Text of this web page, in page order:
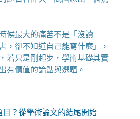
候最大的痛苦不是「沒讀
，卻不知道自己能寫什麼」，
若只是剛起步，學術基礎其實
有價值的論點與選題。
目？從學術論文的結尾開始